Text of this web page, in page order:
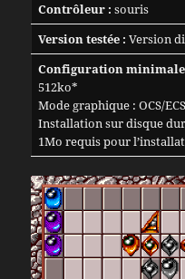
Contrôleur : souris
Version testée : Version
Configuration
512ko*
Mode graphique : OCS/ECS
Installation sur disque
1Mo requis pour